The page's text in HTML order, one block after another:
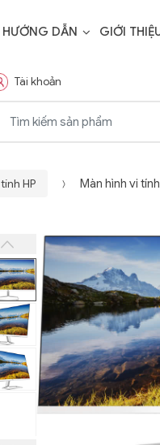
HƯỚNG DẪN GIỚI
Tài khoản
HP Màn hình vi
Liên hệ
NVMe™ SSD Storage
Micron - 64GB -
15.36TB